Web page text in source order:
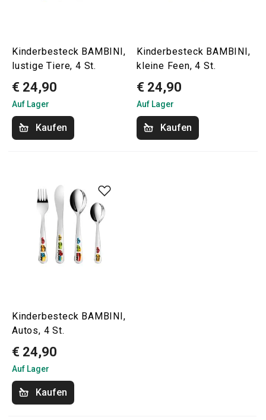
Kinderbesteck BAMBINI,
lustige Tiere, 4 St.
€ 24,90
Auf Lager
Kaufen
Kinderbesteck BAMBINI,
kleine Feen, 4 St.
€ 24,90
Auf Lager
Kaufen
Kinderbesteck BAMBINI,
Autos, 4 St.
€ 24,90
Auf Lager
Kaufen